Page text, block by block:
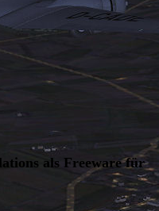
als Freeware für